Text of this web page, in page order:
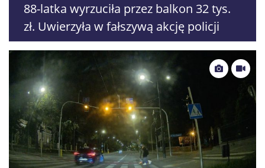
88-latka wyrzuciła przez balkon 32 tys.
zł. Uwierzyła w fałszywą akcję policji